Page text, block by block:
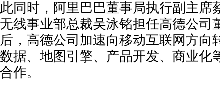
此同时，阿里巴巴董事局执行副主席
无线事业部总裁吴泳铭担任高德公司
后，高德公司加速向移动互联网方向
数据、地图引擎、产品开发、商业化
合作。